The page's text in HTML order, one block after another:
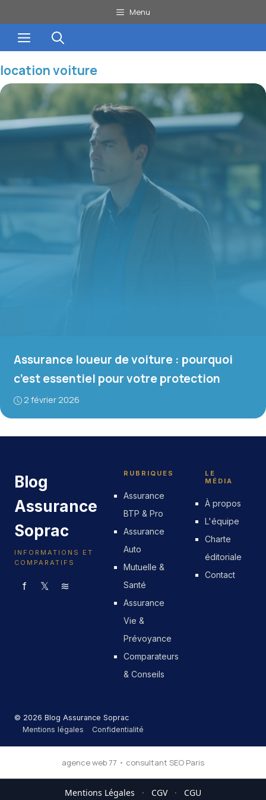
au
contenu
Menu
Menu
location voiture
Assurance loueur de voiture : pourquoi
c’est essentiel pour votre protection
2 février 2026
Blog
Assurance
Soprac
INFORMATIONS ET
COMPARATIFS
f 𝕏 ≋
RUBRIQUES
Assurance
BTP & Pro
Assurance
Auto
Mutuelle &
Santé
Assurance
Vie &
Prévoyance
Comparateurs
& Conseils
LE
MÉDIA
À propos
L'équipe
Charte
éditoriale
Contact
© 2026 Blog Assurance Soprac
Mentions légales
Confidentialité
agence web 77 • consultant SEO Paris
Mentions Légales · CGV · CGU